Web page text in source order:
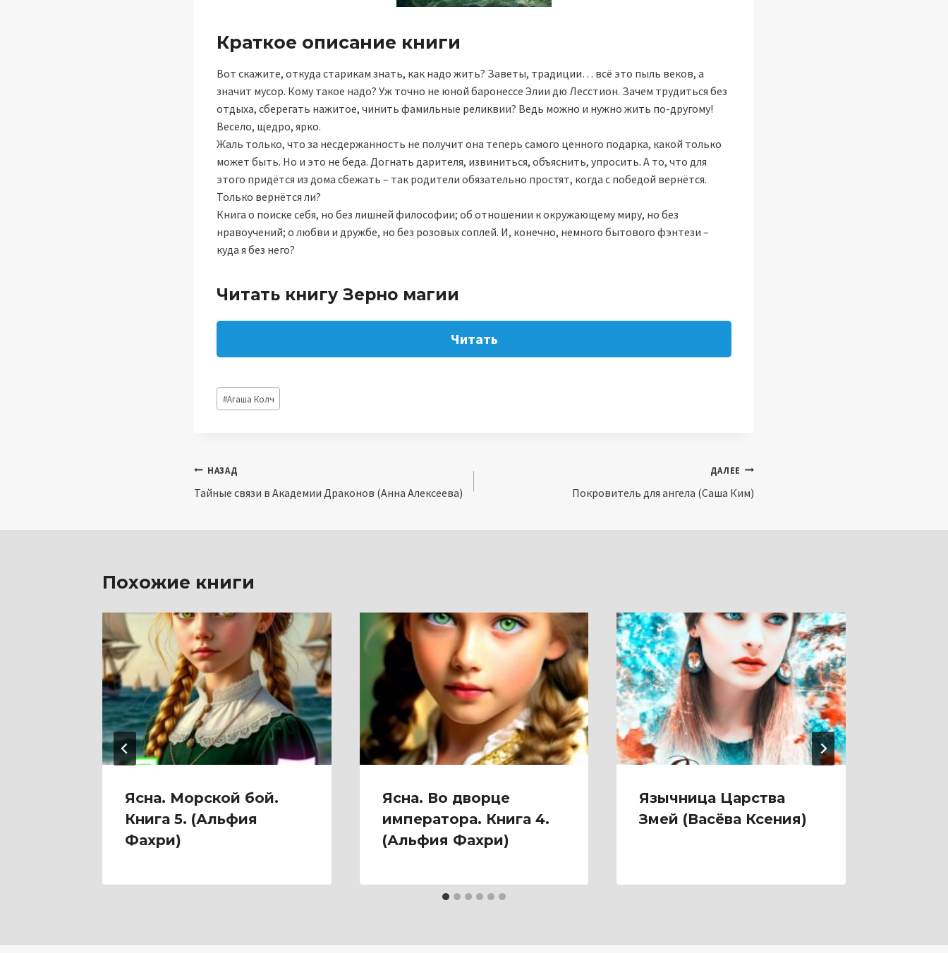
Краткое описание книги
Вот скажите, откуда старикам знать, как надо жить? Заветы, традиции… всё это пыль веков, а
значит мусор. Кому такое надо? Уж точно не юной баронессе Элии дю Лесстион. Зачем трудиться без
отдыха, сберегать нажитое, чинить фамильные реликвии? Ведь можно и нужно жить по-другому!
Весело, щедро, ярко.
Жаль только, что за несдержанность не получит она теперь самого ценного подарка, какой только
может быть. Но и это не беда. Догнать дарителя, извиниться, объяснить, упросить. А то, что для
этого придётся из дома сбежать – так родители обязательно простят, когда с победой вернётся.
Только вернётся ли?
Книга о поиске себя, но без лишней философии; об отношении к окружающему миру, но без
нравоучений; о любви и дружбе, но без розовых соплей. И, конечно, немного бытового фэнтези –
куда я без него?
Читать книгу Зерно магии
Читать
Метки
записи:
#Агаша Колч
Навигация
по
НАЗАД
Тайные связи в Академии Драконов (Анна Алексеева)
ДАЛЕЕ
Покровитель для ангела (Саша Ким)
Похожие книги
Ясна. Морской бой.
Книга 5. (Альфия
Фахри)
Ясна. Во дворце
императора. Книга 4.
(Альфия Фахри)
Язычница Царства
Змей (Васёва Ксения)